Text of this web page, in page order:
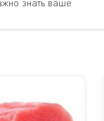
знать ваше